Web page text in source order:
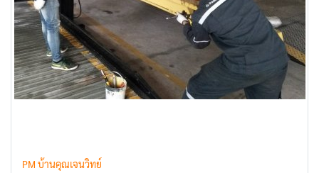
PM บ้านคุณเจนวิทย์